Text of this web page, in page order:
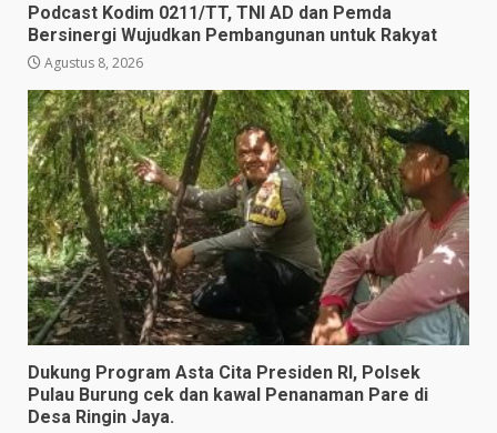
Podcast Kodim 0211/TT, TNI AD dan Pemda
Bersinergi Wujudkan Pembangunan untuk Rakyat
Agustus 8, 2026
Dukung Program Asta Cita Presiden RI, Polsek
Pulau Burung cek dan kawal Penanaman Pare di
Desa Ringin Jaya.